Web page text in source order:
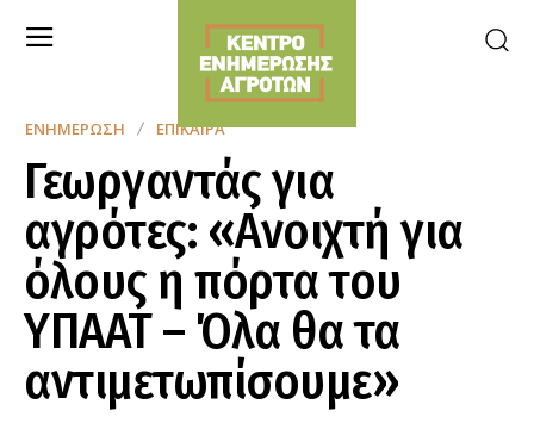
ΕΝΗΜΈΡΩΣΗ ΕΠΊΚΑΙΡΑ
Γεωργαντάς για
αγρότες: «Ανοιχτή για
όλους η πόρτα του
ΥΠΑΑΤ – Όλα θα τα
αντιμετωπίσουμε»